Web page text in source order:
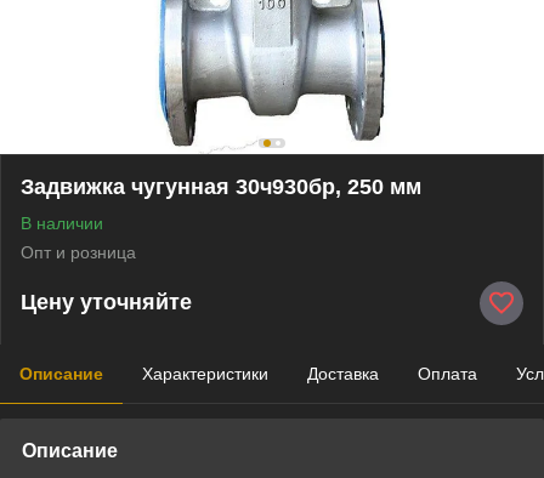
Задвижка чугунная 30ч930бр, 250 мм
В наличии
Опт и розница
Цену уточняйте
Описание Характеристики Доставка Оплата
Описание